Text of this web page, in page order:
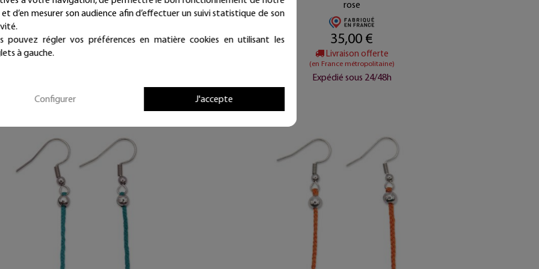
orange
35,00 €
rose
35,00 €
Livraison offerte
(en France métropolitaine)
Expédié sous 24/48h
d’en mesurer son audience afin d’effectuer un suivi statistique de son
pouvez régler vos préférences en matière cookies en utilisant les
à gauche.
Configurer J'accepte